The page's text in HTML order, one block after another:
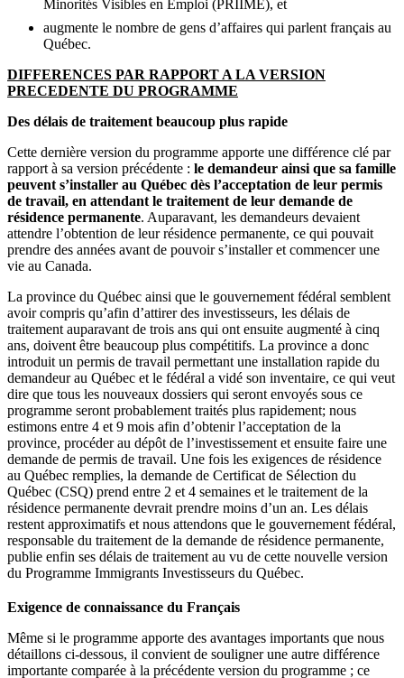
Minorités Visibles en Emploi (PRIIME), et
augmente le nombre de gens d’affaires qui parlent français au
Québec.
DIFFERENCES PAR RAPPORT A LA VERSION
PRECEDENTE DU PROGRAMME
Des délais de traitement beaucoup plus rapide
Cette dernière version du programme apporte une différence clé par
rapport à sa version précédente : le demandeur ainsi que sa famille
peuvent s’installer au Québec dès l’acceptation de leur permis
de travail, en attendant le traitement de leur demande de
résidence permanente. Auparavant, les demandeurs devaient
attendre l’obtention de leur résidence permanente, ce qui pouvait
prendre des années avant de pouvoir s’installer et commencer une
vie au Canada.
La province du Québec ainsi que le gouvernement fédéral semblent
avoir compris qu’afin d’attirer des investisseurs, les délais de
traitement auparavant de trois ans qui ont ensuite augmenté à cinq
ans, doivent être beaucoup plus compétitifs. La province a donc
introduit un permis de travail permettant une installation rapide du
demandeur au Québec et le fédéral a vidé son inventaire, ce qui veut
dire que tous les nouveaux dossiers qui seront envoyés sous ce
programme seront probablement traités plus rapidement; nous
estimons entre 4 et 9 mois afin d’obtenir l’acceptation de la
province, procéder au dépôt de l’investissement et ensuite faire une
demande de permis de travail. Une fois les exigences de résidence
au Québec remplies, la demande de Certificat de Sélection du
Québec (CSQ) prend entre 2 et 4 semaines et le traitement de la
résidence permanente devrait prendre moins d’un an. Les délais
restent approximatifs et nous attendons que le gouvernement fédéral,
responsable du traitement de la demande de résidence permanente,
publie enfin ses délais de traitement au vu de cette nouvelle version
du Programme Immigrants Investisseurs du Québec.
Exigence de connaissance du Français
Même si le programme apporte des avantages importants que nous
détaillons ci-dessous, il convient de souligner une autre différence
importante comparée à la précédente version du programme ; ce